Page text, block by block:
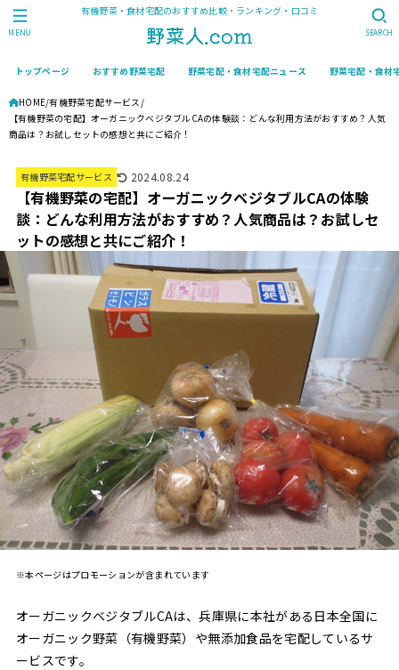
有機野菜・食材宅配のおすすめ比較・ランキング・口コミ
トップページ おすすめ野菜宅配 野菜宅配・食材宅配ニュース 野菜宅配・食材
SEARCH
MENU
HOME 有機野菜宅配サービス
【有機野菜の宅配】オーガニックベジタブルCAの体験談：どんな利用方法がおすすめ？人気
商品は？お試しセットの感想と共にご紹介！
有機野菜宅配サービス 2024.08.24
【有機野菜の宅配】オーガニックベジタブルCAの体験
談：どんな利用方法がおすすめ？人気商品は？お試しセ
ットの感想と共にご紹介！
※本ページはプロモーションが含まれています
オーガニックベジタブルCAは、兵庫県に本社がある日本全国に
オーガニック野菜（有機野菜）や無添加食品を宅配しているサ
ービスです。